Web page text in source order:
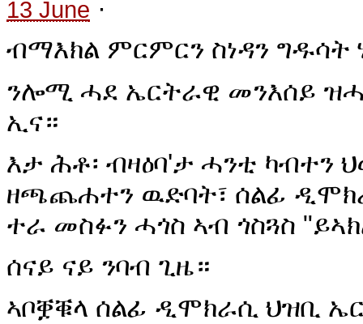
13 June ·
ብማእክል ምርምርን ስነዳን ግዱሳት
ንሎሚ ሓደ ኤርትራዊ መንእሰይ
ኢና።
እታ ሕቶ፡ ብዛዕባ'ታ ሓንቲ ካብተን
ዘጫጨሐተን ዉድባት፣ ሰልፊ
ተራ መስፉን ሓጎስ ኣብ ጎስጓስ
ሰናይ ናይ ንባብ ጊዜ።
ኣቦቛቑላ ሰልፊ ዲሞክራሲ ህዝቢ